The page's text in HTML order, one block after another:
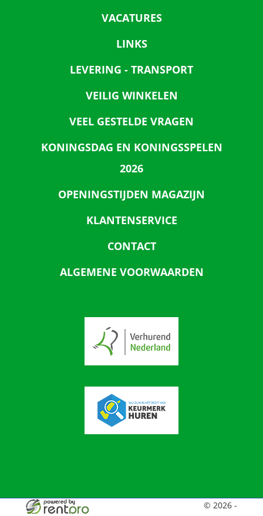
VACATURES
LINKS
LEVERING - TRANSPORT
VEILIG WINKELEN
VEEL GESTELDE VRAGEN
KONINGSDAG EN KONINGSSPELEN
2026
OPENINGSTIJDEN MAGAZIJN
KLANTENSERVICE
CONTACT
ALGEMENE VOORWAARDEN
© 2026 -